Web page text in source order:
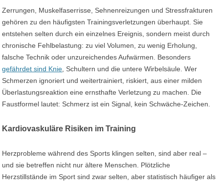
Zerrungen, Muskelfaserrisse, Sehnenreizungen und Stressfrakturen
gehören zu den häufigsten Trainingsverletzungen überhaupt. Sie
entstehen selten durch ein einzelnes Ereignis, sondern meist durch
chronische Fehlbelastung: zu viel Volumen, zu wenig Erholung,
falsche Technik oder unzureichendes Aufwärmen. Besonders
gefährdet sind Knie , Schultern und die untere Wirbelsäule. Wer
Schmerzen ignoriert und weitertrainiert, riskiert, aus einer milden
Überlastungsreaktion eine ernsthafte Verletzung zu machen. Die
Faustformel lautet: Schmerz ist ein Signal, kein Schwäche-Zeichen.
Kardiovaskuläre Risiken im Training
Herzprobleme während des Sports klingen selten, sind aber real –
und sie betreffen nicht nur ältere Menschen. Plötzliche
Herzstillstände im Sport sind zwar selten, aber statistisch häufiger als